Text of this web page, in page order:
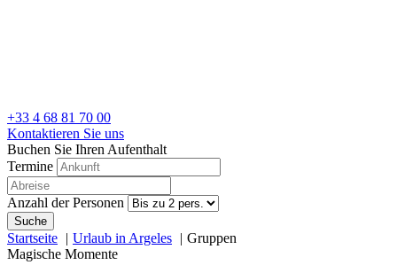
+33 4 68 81 70 00
Kontaktieren Sie uns
Buchen Sie Ihren Aufenthalt
Termine
Anzahl der Personen
Suche
Startseite Urlaub in Argeles
Gruppen
Magische Momente